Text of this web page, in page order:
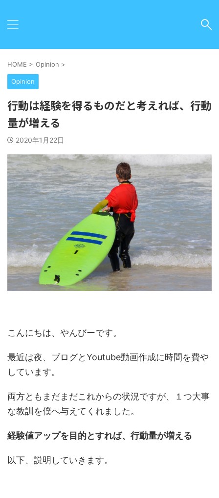
HOME > Opinion >
Opinion
行動は経験を得るものだと考えれば、行動
量が増える
2020年1月22日
こんにちは、やんびーです。
最近は夜、ブログとYoutube動画作成に時間を費や
しています。
両方ともまだまだこれからの状況ですが、１つ大事
な教訓を僕へ与えてくれました。
経験値アップを目的とすれば、行動量が増える
以下、説明していきます。